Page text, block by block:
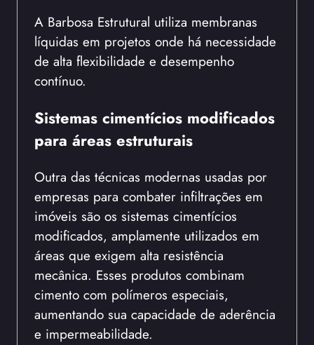
A Barbosa Estrutural utiliza membranas
líquidas em projetos onde há necessidade
de alta flexibilidade e desempenho
contínuo.
Sistemas cimentícios modificados
para áreas estruturais
Outra das técnicas modernas usadas por
empresas para combater infiltrações em
imóveis são os sistemas cimentícios
modificados, amplamente utilizados em
áreas que exigem alta resistência
mecânica. Esses produtos combinam
cimento com polímeros especiais,
aumentando sua capacidade de aderência
e impermeabilidade.